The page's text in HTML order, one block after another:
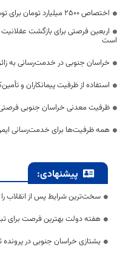
اختصاص 2500 میلیارد تومان برای توسعه راه‌های دوبانده خراسان جنوبی
اربعین فرصتی برای بازگشت
است
خراسان جنوبی در خدمت‌رسانی به
استفاده از ظرفیت پیمانکاران و
ظرفیت معدنی خراسان جنوبی
همه ظرفیت‌ها برای خدمت‌رسانی
پیشنهادی:
سخت‌ترین شرایط پس از انقلاب
هفته دولت بهترین فرصت برای
یشتازی خراسان جنوبی در پرونده